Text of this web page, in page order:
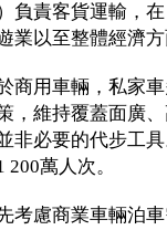
負責客貨運輸，
業以至整體經濟
用車輛，私家車
，維持覆蓋面廣
非必要的代步工
200萬人次。
慮商業車輛泊車